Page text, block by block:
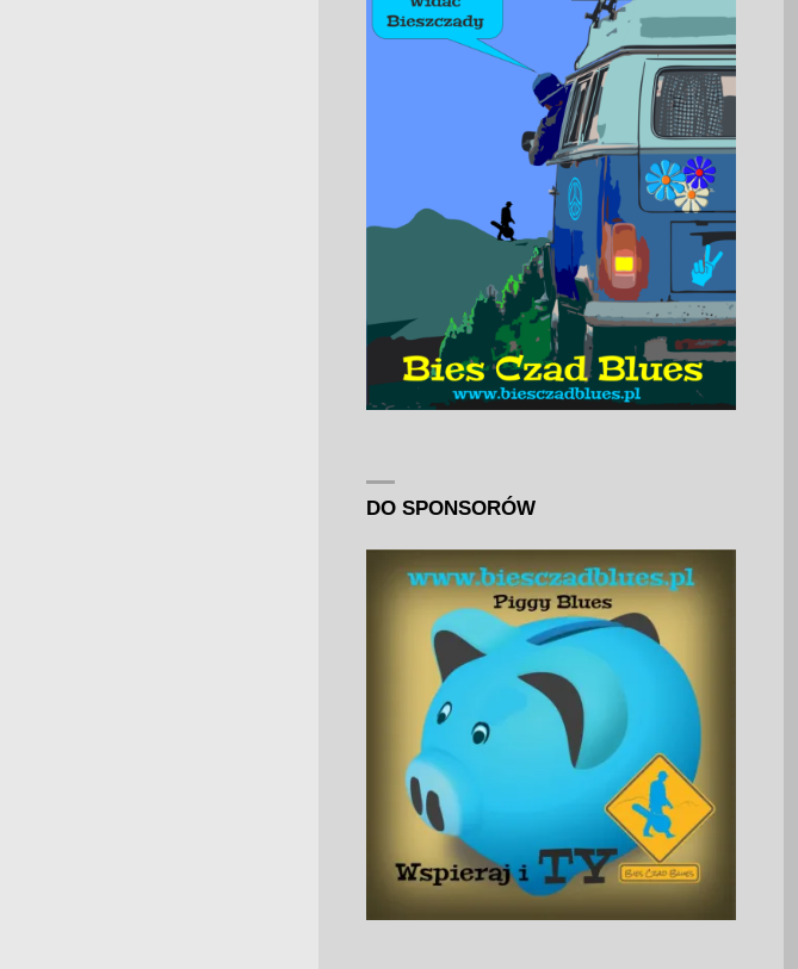
DO SPONSORÓW